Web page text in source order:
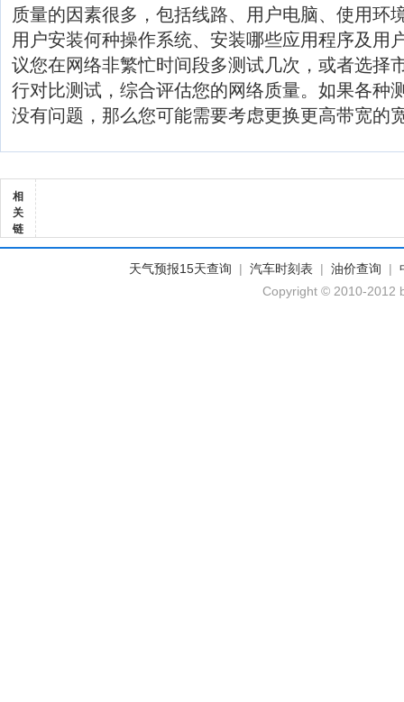
质量的因素很多，包括线路、用户电脑、使用环
用户安装何种操作系统、安装哪些应用程序及用
议您在网络非繁忙时间段多测试几次，或者选择
行对比测试，综合评估您的网络质量。如果各种
没有问题，那么您可能需要考虑更换更高带宽的
相
关
链
天气预报15天查询 | 汽车时刻表 | 油价查询 |
Copyright © 2010-2012